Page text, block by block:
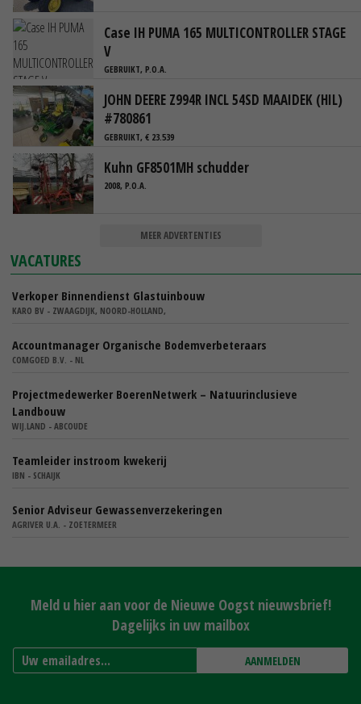
Case IH PUMA 165 MULTICONTROLLER STAGE
V
GEBRUIKT, P.O.A.
JOHN DEERE Z994R INCL 54SD MAAIDEK (HIL)
#780861
GEBRUIKT, € 23.539
Kuhn GF8501MH schudder
2008, P.O.A.
MEER ADVERTENTIES
VACATURES
Verkoper Binnendienst Glastuinbouw
KARO BV - ZWAAGDIJK, NOORD-HOLLAND,
Accountmanager Organische Bodemverbeteraars
COMGOED B.V. - NL
Projectmedewerker BoerenNetwerk – Natuurinclusieve
Landbouw
WIJ.LAND - ABCOUDE
Teamleider instroom kwekerij
IBN - SCHAIJK
Senior Adviseur Gewassenverzekeringen
AGRIVER U.A. - ZOETERMEER
Meld u hier aan voor de Nieuwe Oogst nieuwsbrief!
Dagelijks in uw mailbox
AANMELDEN